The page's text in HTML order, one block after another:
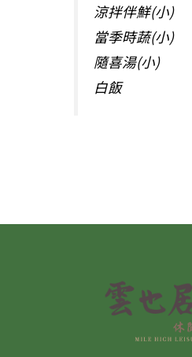
涼拌伴鮮(小)
當季時蔬(小)
隨喜湯(小)
白飯